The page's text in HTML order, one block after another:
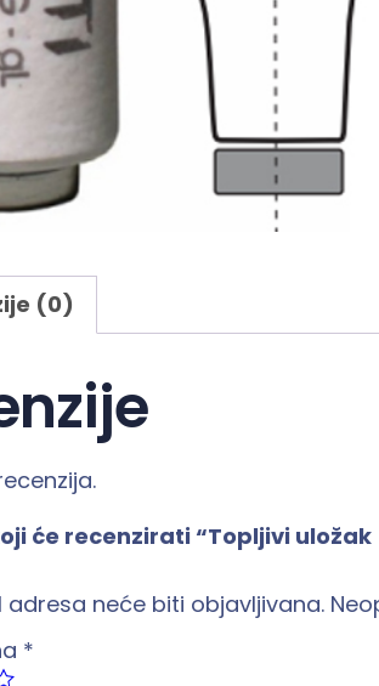
(0)
će recenzirati “Topljivi uložak
adresa neće biti objavljivana.
*